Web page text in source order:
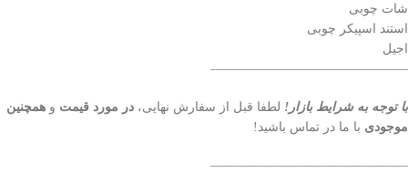
شات چوبی
استند اسپیکر چوبی
اجیل
———————————————–
با توجه به شرایط بازار! لطفا قبل از سفارش نهایی، در مورد قیمت و همچنین
موجودی با ما در تماس باشید!
———————————————–